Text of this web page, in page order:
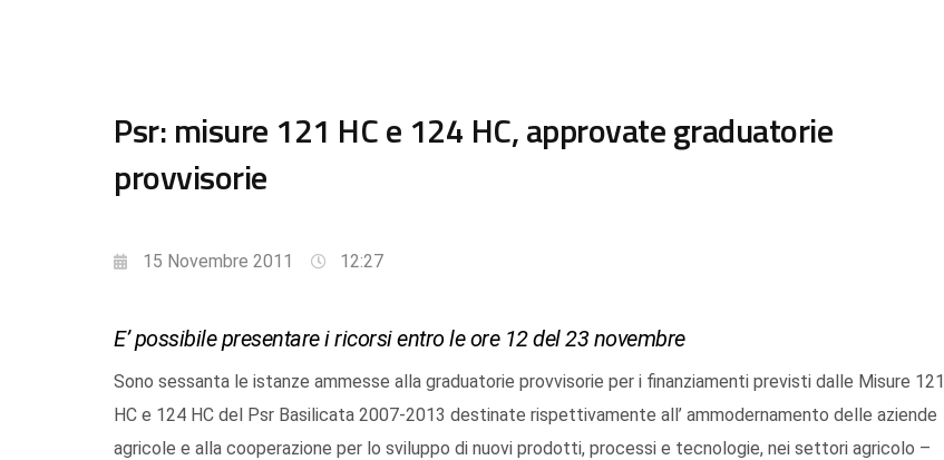
Psr: misure 121 HC e 124 HC, approvate graduatorie
provvisorie
15 Novembre 2011 12:27
E’ possibile presentare i ricorsi entro le ore 12 del 23 novembre
Sono sessanta le istanze ammesse alla graduatorie provvisorie per i finanziamenti previsti dalle Misure 121
HC e 124 HC del Psr Basilicata 2007-2013 destinate rispettivamente all’ ammodernamento delle aziende
agricole e alla cooperazione per lo sviluppo di nuovi prodotti, processi e tecnologie, nei settori agricolo –